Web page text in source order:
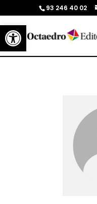
Abrir barra de herramientas
93 246 40 02